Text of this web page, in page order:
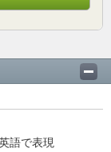
語で表現